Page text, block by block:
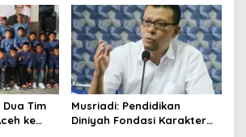
Tim
ke
Musriadi: Pendidikan
Diniyah Fondasi Karakter